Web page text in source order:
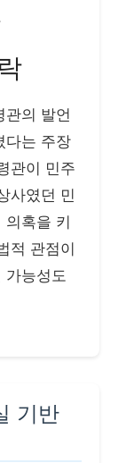
관의 발언
다는 주장
관이 민주
사였던 민
혹을 키
적 관점이
가능성도
기반